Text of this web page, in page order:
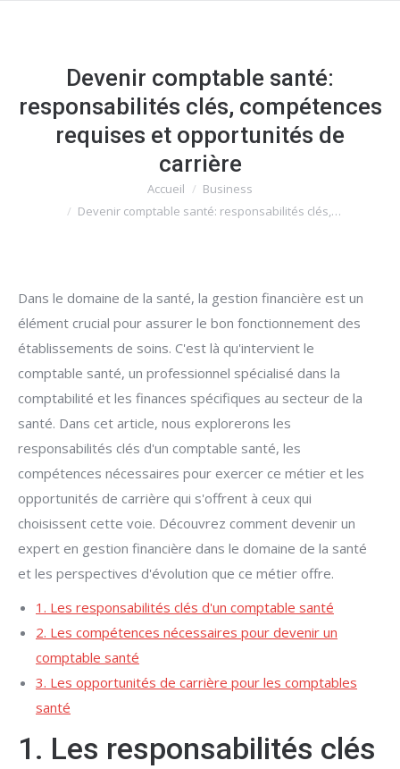
Devenir comptable santé:
responsabilités clés, compétences
requises et opportunités de
carrière
Accueil
Business
Devenir comptable santé: responsabilités clés,…
Dans le domaine de la santé, la gestion financière est un
élément crucial pour assurer le bon fonctionnement des
établissements de soins. C'est là qu'intervient le
comptable santé, un professionnel spécialisé dans la
comptabilité et les finances spécifiques au secteur de la
santé. Dans cet article, nous explorerons les
responsabilités clés d'un comptable santé, les
compétences nécessaires pour exercer ce métier et les
opportunités de carrière qui s'offrent à ceux qui
choisissent cette voie. Découvrez comment devenir un
expert en gestion financière dans le domaine de la santé
et les perspectives d'évolution que ce métier offre.
1. Les responsabilités clés d'un comptable santé
2. Les compétences nécessaires pour devenir un
comptable santé
3. Les opportunités de carrière pour les comptables
santé
1. Les responsabilités clés